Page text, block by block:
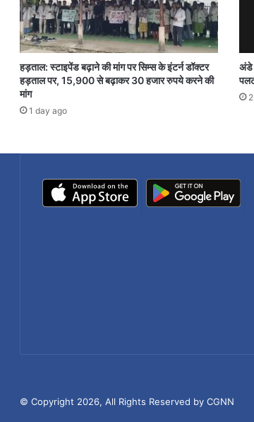
हड़ताल: स्टाइपेंड बढ़ाने की मांग पर सिम्स के इंटर्न डॉक्टर
हड़ताल पर, 15,900 से बढ़ाकर 30 हजार रुपये करने की
मांग
1 day ago
अंडे
© Copyright 2026, All Rights Reserved by CGNN